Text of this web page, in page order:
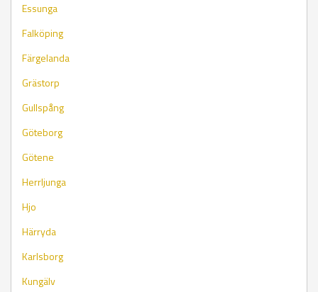
Essunga
Falköping
Färgelanda
Grästorp
Gullspång
Göteborg
Götene
Herrljunga
Hjo
Härryda
Karlsborg
Kungälv